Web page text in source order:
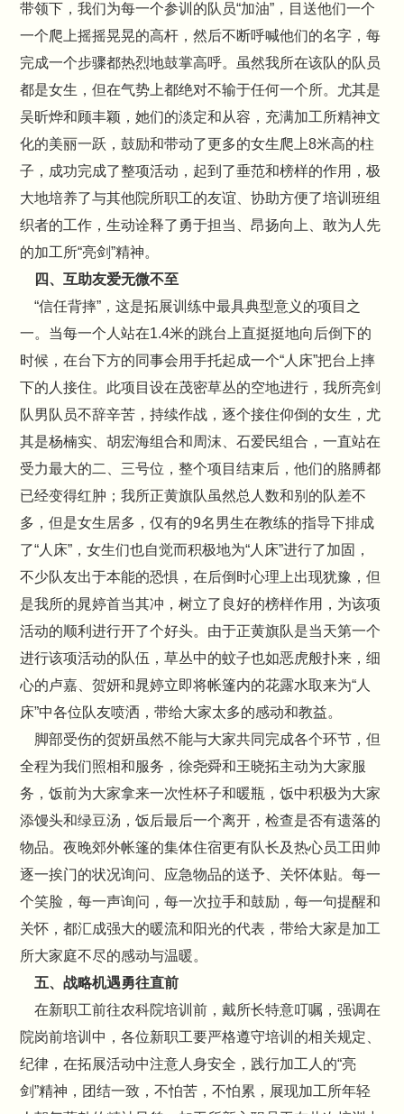
带领下，我们为每一个参训的队员“加油”，目送他们一个
一个爬上摇摇晃晃的高杆，然后不断呼喊他们的名字，每
完成一个步骤都热烈地鼓掌高呼。虽然我所在该队的队员
都是女生，但在气势上都绝对不输于任何一个所。尤其是
吴昕烨和顾丰颖，她们的淡定和从容，充满加工所精神文
化的美丽一跃，鼓励和带动了更多的女生爬上8米高的柱
子，成功完成了整项活动，起到了垂范和榜样的作用，极
大地培养了与其他院所职工的友谊、协助方便了培训班组
织者的工作，生动诠释了勇于担当、昂扬向上、敢为人先
的加工所“亮剑”精神。
四、互助友爱无微不至
“信任背摔”，这是拓展训练中最具典型意义的项目之
一。当每一个人站在1.4米的跳台上直挺挺地向后倒下的
时候，在台下方的同事会用手托起成一个“人床”把台上摔
下的人接住。此项目设在茂密草丛的空地进行，我所亮剑
队男队员不辞辛苦，持续作战，逐个接住仰倒的女生，尤
其是杨楠实、胡宏海组合和周沫、石爱民组合，一直站在
受力最大的二、三号位，整个项目结束后，他们的胳膊都
已经变得红肿；我所正黄旗队虽然总人数和别的队差不
多，但是女生居多，仅有的9名男生在教练的指导下排成
了“人床”，女生们也自觉而积极地为“人床”进行了加固，
不少队友出于本能的恐惧，在后倒时心理上出现犹豫，但
是我所的晁婷首当其冲，树立了良好的榜样作用，为该项
活动的顺利进行开了个好头。由于正黄旗队是当天第一个
进行该项活动的队伍，草丛中的蚊子也如恶虎般扑来，细
心的卢嘉、贺妍和晁婷立即将帐篷内的花露水取来为“人
床”中各位队友喷洒，带给大家太多的感动和教益。
脚部受伤的贺妍虽然不能与大家共同完成各个环节，但
全程为我们照相和服务，徐尧舜和王晓拓主动为大家服
务，饭前为大家拿来一次性杯子和暖瓶，饭中积极为大家
添馒头和绿豆汤，饭后最后一个离开，检查是否有遗落的
物品。夜晚郊外帐篷的集体住宿更有队长及热心员工田帅
逐一挨门的状况询问、应急物品的送予、关怀体贴。每一
个笑脸，每一声询问，每一次拉手和鼓励，每一句提醒和
关怀，都汇成强大的暖流和阳光的代表，带给大家是加工
所大家庭不尽的感动与温暖。
五、战略机遇勇往直前
在新职工前往农科院培训前，戴所长特意叮嘱，强调在
院岗前培训中，各位新职工要严格遵守培训的相关规定、
纪律，在拓展活动中注意人身安全，践行加工人的“亮
剑”精神，团结一致，不怕苦，不怕累，展现加工所年轻